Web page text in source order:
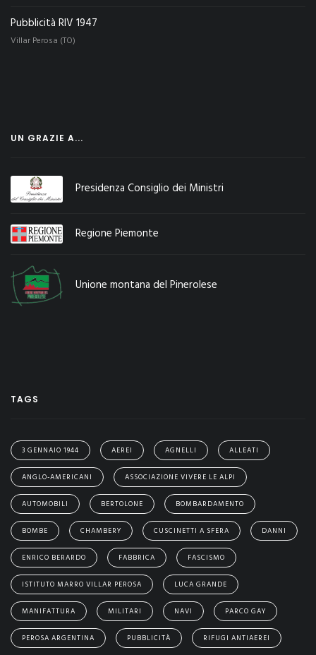
Pubblicità RIV 1947
Villar Perosa (TO)
UN GRAZIE A...
Presidenza Consiglio dei Ministri
Regione Piemonte
Unione montana del Pinerolese
TAGS
3 GENNAIO 1944 AEREI AGNELLI ALLEATI
ANGLO-AMERICANI ASSOCIAZIONE VIVERE LE ALPI
AUTOMOBILI BERTOLONE BOMBARDAMENTO
BOMBE CHAMBERY CUSCINETTI A SFERA DANNI
ENRICO BERARDO FABBRICA FASCISMO
ISTITUTO MARRO VILLAR PEROSA LUCA GRANDE
MANIFATTURA MILITARI NAVI PARCO GAY
PEROSA ARGENTINA PUBBLICITÀ RIFUGI ANTIAEREI